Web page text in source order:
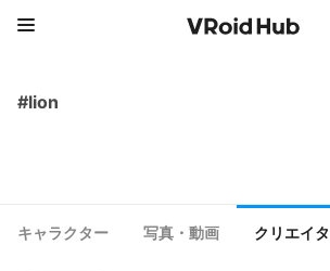
#lion
キャラクター 写真・動画 クリエイ